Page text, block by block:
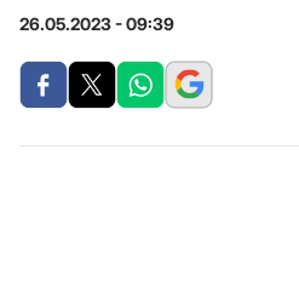
26.05.2023 - 09:39